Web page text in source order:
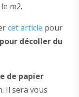
m2.
cet article pour
décoller du
de papier
Il sera vous